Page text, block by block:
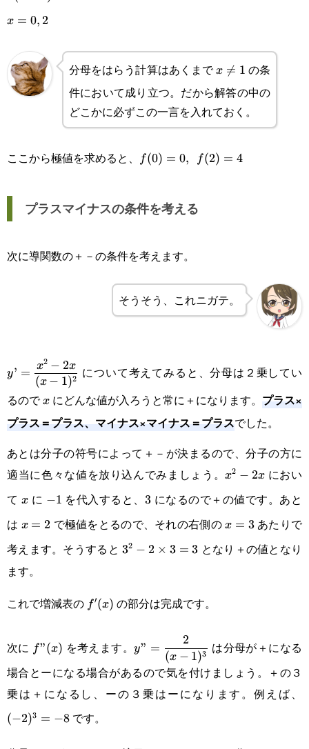
2)=0
x=0,2
x = 0, 2
分母をはらう計算はあくまでx\not
=1
x 
= 1 の条
件において成り立つ。だから解答の中の
どこかに必ずこの一言を入れておく。
ここから極値を求めると、
\displaystyle
f(2)=4
f(0) = 0, f(2) = 4
プラスマイナスの条件を考える
次に導関数の＋－の条件を考えます。
そうそう、これニガテ。
\displaystyle
y’=\frac{x^2-
y’ =
(x − 1)2
x2 − 2x について考えてみると、分母は２乗してい
るのでx
x にどんな値が入ろうと常に＋になります。 プラス×
プラス＝プラス、マイナス×マイナス＝プラスでした。
あとは分子の符号によって＋－が決まるので、分子の方に
適当に色々な値を放り込んでみましょう。x^2-
2x
x2 − 2x におい
てx
x に -1
−1 を代入すると、3
3 になるので＋の値です。あと
は x=2
x = 2 で極値をとるので、それの右側のx=3
x = 3あたりで
考えます。そうすると3^2-
32 − 2 × 3 = 3 となり＋の値となり
ます。
これで増減表の f'(x)
f′(x) の部分は完成です。
次に f”(x)
f”(x) を考えます。 \displaystyle
y”=\frac{2}
{(x-1)^3}
y” =
(x − 1)3
2
は分母が＋になる
場合とーになる場合があるので気を付けましょう。＋の３
乗は＋になるし、ーの３乗はーになります。例えば、
(−2)3 = −8です。